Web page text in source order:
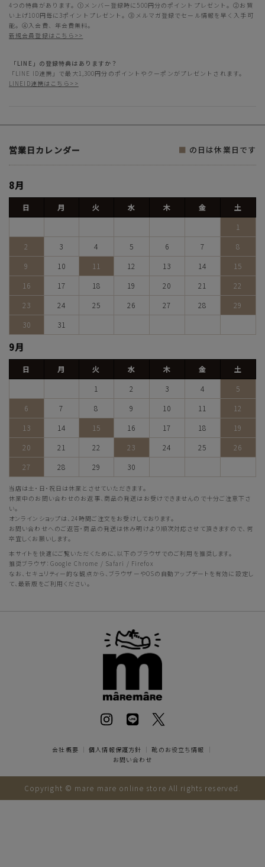
4つの特典があります。①メンバー登録時に500円分のポイントプレゼント。②お買
い上げ100円毎に3ポイントプレゼント。③メルマガ登録でセール情報を早く入手可
能。④入会費、年会費無料。
新規会員登録はこちら>>
「LINE」の登録特典はありますか？
「LINE ID連携」で最大1,300円分のポイントやクーポンがプレゼントされます。
LINEID連携はこちら>>
営業日カレンダー ■ の日は休業日です
8月
日 月 火 水 木 金
土
1
2
3 4 5 6 7
8
9
10 11 12 13 14
15
16
17 18 19 20 21
22
23
24 25 26 27 28
29
30
31
9月
日 月 火 水 木 金
土
1
2 3 4
5
6
7 8 9 10 11
12
13
14 15 16 17 18
19
20
21 22 23 24 25
26
27
28 29 30
当店は土・日・祝日は休業とさせていただきます。
休業中のお問い合わせのお返事、商品の発送はお受けできませんので十分ご注意下さ
い。
オンラインショップは、24時間ご注文をお受けしております。
お問い合わせへのご返答・商品の発送は休み明けより順次対応させて頂きますので、何
卒宜しくお願いします。
本サイトを快適にご覧いただくために、以下のブラウザでのご利用を推奨します。
推奨ブラウザ：Google Chrome / Safari / Firefox
なお、セキュリティー的な観点から、ブラウザーやOSの自動アップデートを有効に設定し
て、最新版をご利用ください。
会社概要 ｜個人情報保護方針 ｜靴のお役立ち情報
｜
お問い合わせ
Copyright © mare mare online store All rights reserved.